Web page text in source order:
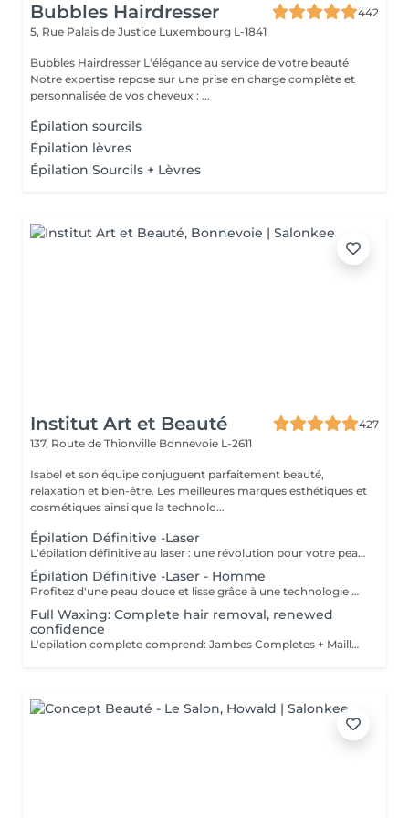
Bubbles Hairdresser
442
5, Rue Palais de Justice Luxembourg L-1841
Bubbles Hairdresser L'élégance au service de votre beauté
Notre expertise repose sur une prise en charge complète et
personnalisée de vos cheveux : ...
Épilation sourcils
Épilation lèvres
Épilation Sourcils + Lèvres
Institut Art et Beauté
427
137, Route de Thionville Bonnevoie L-2611
Isabel et son équipe conjuguent parfaitement beauté,
relaxation et bien-être. Les meilleures marques esthétiques et
cosmétiques ainsi que la technolo...
Épilation Définitive -Laser
L'épilation définitive au laser : une révolution pour votre peau ! Avec notre technologie avancée Pulse Laser , offrez-vous investissement dans votre confort et votre beauté . Les avantages de l'épilation définitive : -Une méthode douce et indolore. -Résultats durables. -Adaptée à tous les types de peau. -Gain de temps et praticité. -Rapidité et efficacité. -Calculer 6 séance es par zone. Révéler votre beauté naturelle ! Votre bien-être est notre priorité.
Épilation Définitive -Laser - Homme
Profitez d'une peau douce et lisse grâce à une technologie de pointe qui allie efficacité, rapidité et confort tous les types de peau . Des résultats visibles et durables Un soin en toute sécurité et sans douleur Une méthode rapide pour être prête avant les fêtes ! Sublimez votre peau Prenez soin de vous vous le méritez !
Full Waxing: Complete hair removal, renewed
confidence
L'epilation complete comprend: Jambes Completes + Maillot intégral + Aisselles + Sourcils + Duvet Épilation à la cire permet d'arracher le poil et la racine, ce qui a pour effet de ralentir la repousse de quelques semaines. De plus, le poil qui repoussera sera plus fin. L'épilation à la cire est une méthode efficace pour tous les types de poils. La cire tiède est utilisée sur la majorité des régions corporelles. Pour les régions plus sensibles, comme les aisselles et le bikini, c'est plutôt la cire chaude qui est utilisée afin de minimiser les risques d'ecchymoses dus à une traction trop forte.